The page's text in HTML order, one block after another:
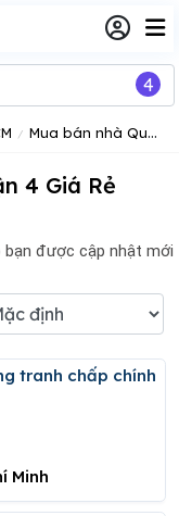
Mua bán nhà Quận 4
4 Giá Rẻ
bạn được cập nhật mới
Minh
4